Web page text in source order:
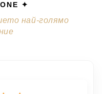
✦
най-голямо